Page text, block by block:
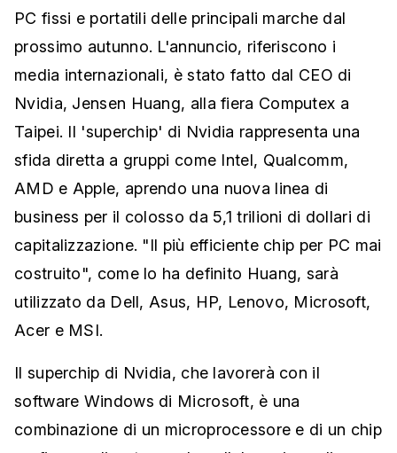
PC fissi e portatili delle principali marche dal
prossimo autunno. L'annuncio, riferiscono i
media internazionali, è stato fatto dal CEO di
Nvidia, Jensen Huang, alla fiera Computex a
Taipei. Il 'superchip' di Nvidia rappresenta una
sfida diretta a gruppi come Intel, Qualcomm,
AMD e Apple, aprendo una nuova linea di
business per il colosso da 5,1 trilioni di dollari di
capitalizzazione. "Il più efficiente chip per PC mai
costruito", come lo ha definito Huang, sarà
utilizzato da Dell, Asus, HP, Lenovo, Microsoft,
Acer e MSI.
Il superchip di Nvidia, che lavorerà con il
software Windows di Microsoft, è una
combinazione di un microprocessore e di un chip